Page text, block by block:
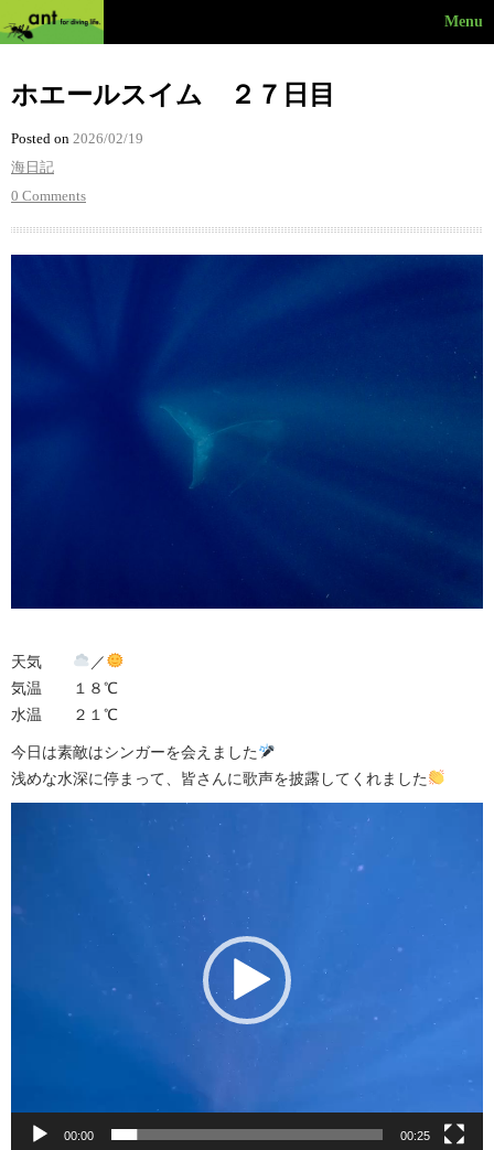
Menu
ホエールスイム ２７日目
Posted on 2026/02/19
海日記
0 Comments
天気
／
気温 １８℃
水温 ２１℃
今日は素敵はシンガーを会えました
浅めな水深に停まって、皆さんに歌声を披露してくれました
ー
00:00 00:25